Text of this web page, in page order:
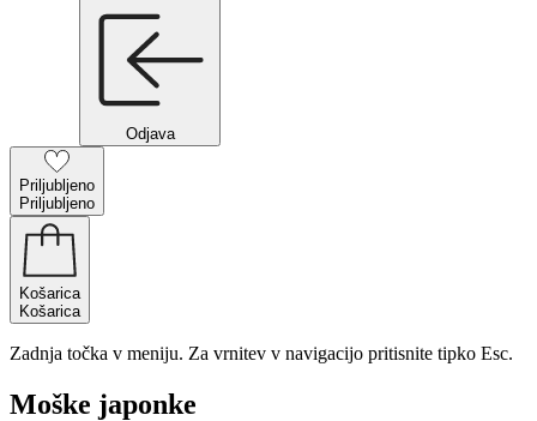
Odjava
Priljubljeno
Priljubljeno
Košarica
Košarica
Zadnja točka v meniju. Za vrnitev v navigacijo pritisnite tipko Esc.
Moške japonke